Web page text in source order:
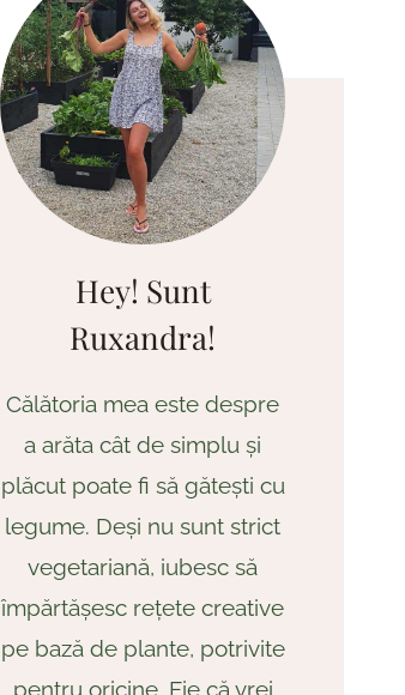
Hey! Sunt
Ruxandra!
Călătoria mea este despre
a arăta cât de simplu și
plăcut poate fi să gătești cu
legume. Deși nu sunt strict
vegetariană, iubesc să
împărtășesc rețete creative
pe bază de plante, potrivite
pentru oricine. Fie că vrei